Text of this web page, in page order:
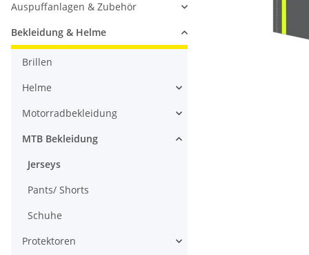
Auspuffanlagen & Zubehör
Bekleidung & Helme
Brillen
Helme
Motorradbekleidung
MTB Bekleidung
Jerseys
Pants/ Shorts
Schuhe
Protektoren